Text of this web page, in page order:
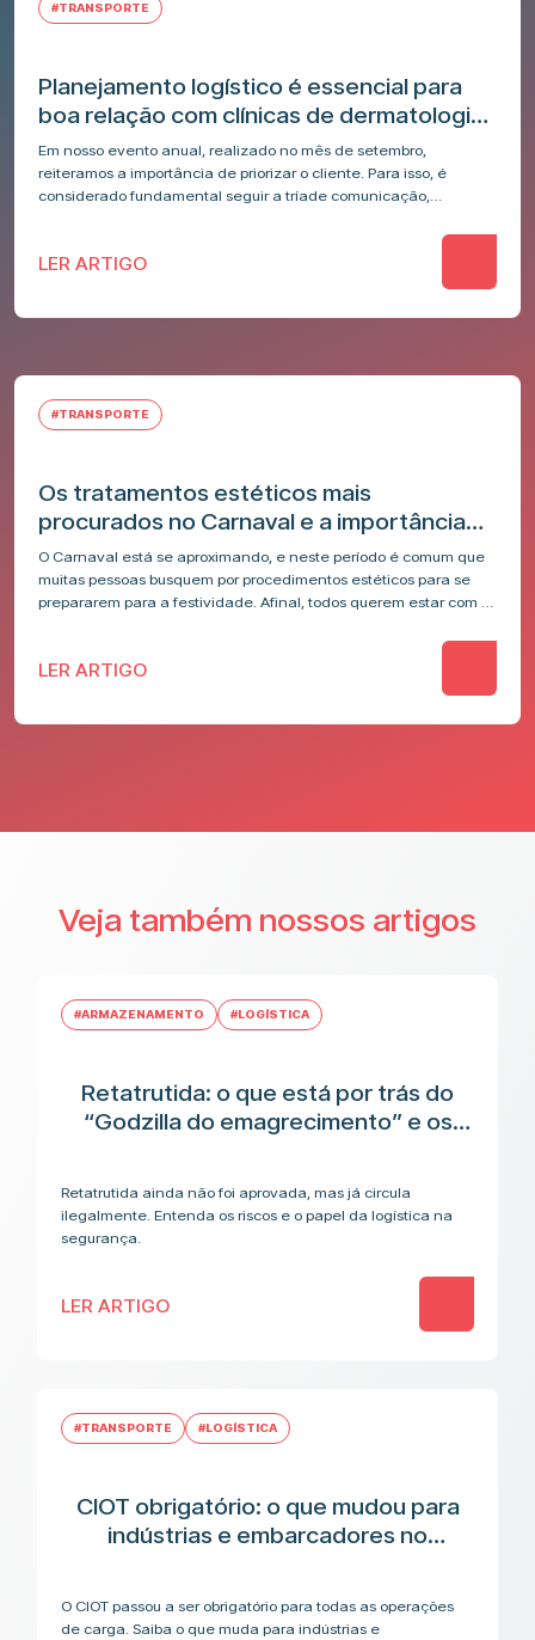
#TRANSPORTE
Planejamento logístico é essencial para
boa relação com clínicas de dermatologia
e estética
Em nosso evento anual, realizado no mês de setembro,
reiteramos a importância de priorizar o cliente. Para isso, é
considerado fundamental seguir a tríade comunicação,
LER ARTIGO
#TRANSPORTE
Os tratamentos estéticos mais
procurados no Carnaval e a importância
da logística especializada
O Carnaval está se aproximando, e neste período é comum que
muitas pessoas busquem por procedimentos estéticos para se
prepararem para a festividade. Afinal, todos querem estar com a
LER ARTIGO
Veja também nossos artigos
#ARMAZENAMENTO #LOGÍSTICA
Retatrutida: o que está por trás do
“Godzilla do emagrecimento” e os
Retatrutida ainda não foi aprovada, mas já circula
ilegalmente. Entenda os riscos e o papel da logística na
segurança.
LER ARTIGO
#TRANSPORTE #LOGÍSTICA
CIOT obrigatório: o que mudou para
indústrias e embarcadores no
O CIOT passou a ser obrigatório para todas as operações
de carga. Saiba o que muda para indústrias e